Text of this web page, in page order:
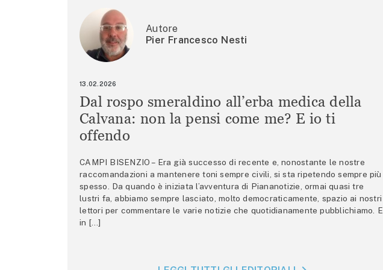
Autore
Pier Francesco Nesti
13.02.2026
Dal rospo smeraldino all’erba medica della
Calvana: non la pensi come me? E io ti
offendo
CAMPI BISENZIO – Era già successo di recente e, nonostante le nostre
raccomandazioni a mantenere toni sempre civili, si sta ripetendo sempre più
spesso. Da quando è iniziata l’avventura di Piananotizie, ormai quasi tre
lustri fa, abbiamo sempre lasciato, molto democraticamente, spazio ai nostri
lettori per commentare le varie notizie che quotidianamente pubblichiamo. E
in […]